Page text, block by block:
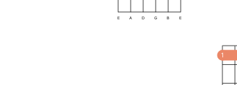
E A D G B E
1